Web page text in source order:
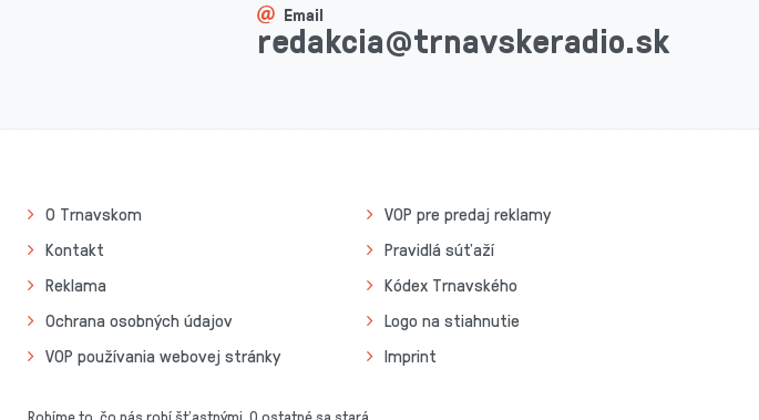
Email
redakcia@trnavskeradio.sk
O Trnavskom
Kontakt
Reklama
Ochrana osobných údajov
VOP používania webovej stránky
VOP pre predaj reklamy
Pravidlá súťaží
Kódex Trnavského
Logo na stiahnutie
Imprint